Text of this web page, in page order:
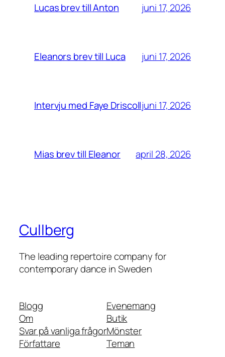
Lucas brev till Anton juni 17, 2026
Eleanors brev till Luca juni 17, 2026
Intervju med Faye Driscolljuni 17, 2026
Mias brev till Eleanor april 28, 2026
Cullberg
The leading repertoire company for
contemporary dance in Sweden
Blogg
Om
Svar på vanliga frågor
Författare
Evenemang
Butik
Mönster
Teman